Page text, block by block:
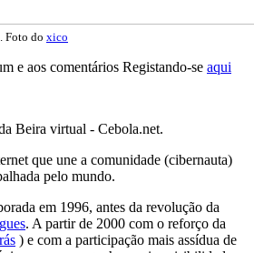
Foto do xico
e aos comentários Registando-se aqui
Beira virtual - Cebola.net.
que une a comunidade (cibernauta)
pelo mundo.
em 1996, antes da revolução da
. A partir de 2000 com o reforço da
) e com a participação mais assídua de